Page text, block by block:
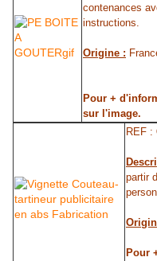
contenances
instructions.
Origine :
Pour +
sur l'image.
REF :
partir
Pour